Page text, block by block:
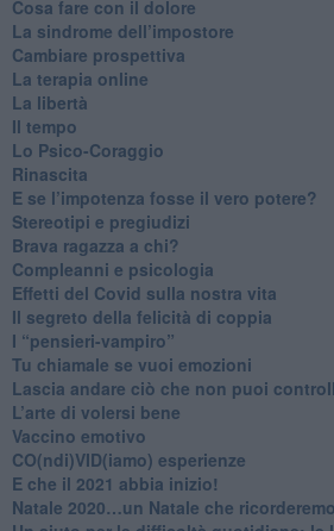
Cosa fare con il dolore
​La sindrome dell’impostore
​Cambiare prospettiva
La terapia online
La libertà
​Il tempo
​Lo Psico-Coraggio
Rinascita
​E se l’impotenza fosse il vero potere?
Stereotipi e pregiudizi
​Brava ragazza a chi?
​Compleanni e psicologia
Effetti del Covid sulla nostra vita
Il segreto della felicità di coppia
​I “pensieri-vampiro”
​Tu chiamale se vuoi emozioni
​Lascia andare ciò che non puoi
L’arte di volersi bene
​Vaccino emotivo
CO(ndi)VID(iamo) esperienze
​E che il 2021 abbia inizio!
​Natale 2020…un Natale che ricorderemo